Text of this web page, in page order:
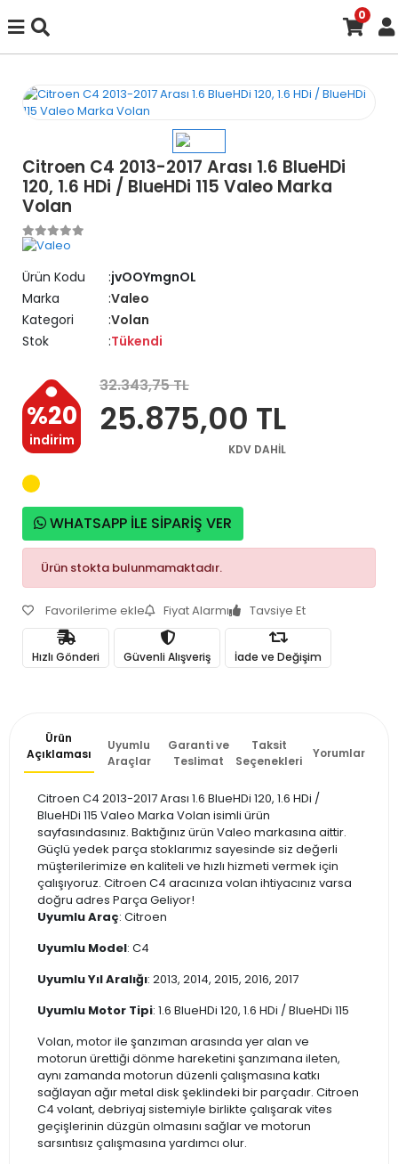
0
Citroen C4 2013-2017 Arası 1.6 BlueHDi
120, 1.6 HDi / BlueHDi 115 Valeo Marka
Volan
Ürün Kodu
jvOOYmgnOL
Marka
Valeo
Kategori
Volan
Stok
Tükendi
%20
indirim
32.343,75 TL
25.875,00 TL
KDV DAHİL
WHATSAPP İLE SİPARİŞ VER
Ürün stokta bulunmamaktadır.
Favorilerime ekle Fiyat Alarmı Tavsiye Et
Hızlı Gönderi Güvenli Alışveriş İade ve Değişim
Ürün
Açıklaması
Uyumlu
Araçlar
Garanti ve
Teslimat
Taksit
Seçenekleri
Yorumlar
Citroen C4 2013-2017 Arası 1.6 BlueHDi 120, 1.6 HDi /
BlueHDi 115 Valeo Marka Volan isimli ürün
sayfasındasınız. Baktığınız ürün Valeo markasına aittir.
Güçlü yedek parça stoklarımız sayesinde siz değerli
müşterilerimize en kaliteli ve hızlı hizmeti vermek için
çalışıyoruz. Citroen C4 aracınıza volan ihtiyacınız varsa
doğru adres Parça Geliyor!
Uyumlu Araç: Citroen
Uyumlu Model: C4
Uyumlu Yıl Aralığı: 2013, 2014, 2015, 2016, 2017
Uyumlu Motor Tipi: 1.6 BlueHDi 120, 1.6 HDi / BlueHDi 115
Volan, motor ile şanzıman arasında yer alan ve
motorun ürettiği dönme hareketini şanzımana ileten,
aynı zamanda motorun düzenli çalışmasına katkı
sağlayan ağır metal disk şeklindeki bir parçadır. Citroen
C4 volant, debriyaj sistemiyle birlikte çalışarak vites
geçişlerinin düzgün olmasını sağlar ve motorun
sarsıntısız çalışmasına yardımcı olur.